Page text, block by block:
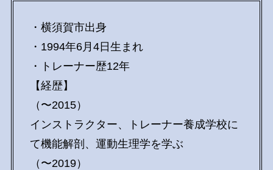
・横須賀市出身
・1994年6月4日生まれ
・トレーナー歴12年
【経歴】
（〜2015）
インストラクター、トレーナー養成学校に
て機能解剖、運動生理学を学ぶ
（〜2019）